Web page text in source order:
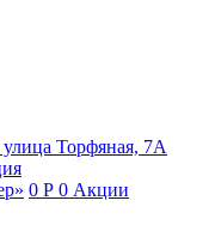
Торфяная, 7А
0 Р 0 Акции